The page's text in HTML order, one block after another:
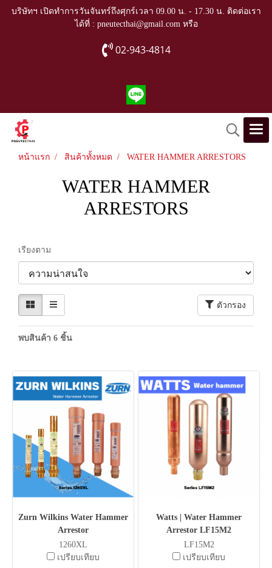
บริษัทฯ เปิดทำการวันจันทร์ถึงศุกร์เวลา 09.00 น. - 17.30 น. ติดต่อเรา
ได้ที่ : pneutecthai@gmail.com หรือ
02-943-4814
หน้าแรก สินค้าทั้งหมด WATER HAMMER ARRESTORS
WATER HAMMER
ARRESTORS
เรียงตาม
ตัวกรอง
พบสินค้า 6 ชิ้น
Zurn Wilkins Water Hammer
Arrestor
1260XL
เปรียบเทียบ
Watts | Water Hammer
Arrestor LF15M2
LF15M2
เปรียบเทียบ